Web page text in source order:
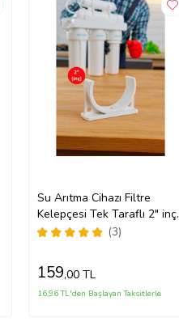
Su Arıtma Cihazı Filtre
Kelepçesi Tek Taraflı 2" inç
Klips (5 Adet) (Siyah -
(3)
159,00 TL
16,96 TL'den Başlayan Taksitlerle